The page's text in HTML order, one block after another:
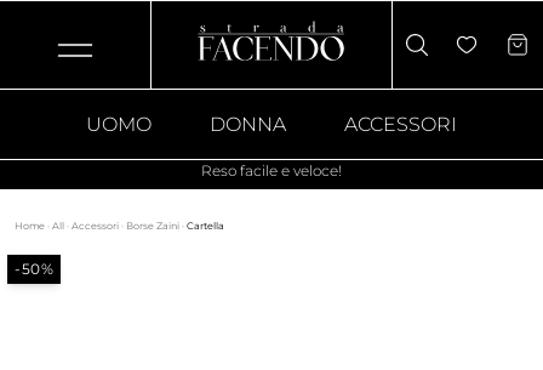
UOMO DONNA ACCESSORI
Reso facile e veloce!
Home · All · Accessori · Borse Zaini · Cartella
-50%